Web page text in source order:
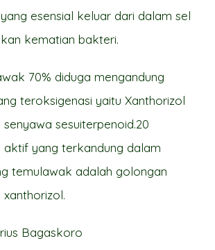
esensial keluar dari dalam sel
kematian bakteri.
70% diduga mengandung
teroksigenasi yaitu Xanthorizol
sesuiterpenoid.20
aktif yang terkandung dalam
temulawak adalah golongan
Bagaskoro